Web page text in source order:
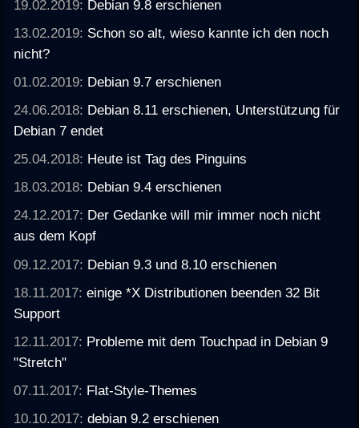
19.02.2019: Debian 9.8 erschienen
13.02.2019: Schon so alt, wieso kannte ich den noch
nicht?
01.02.2019: Debian 9.7 erschienen
24.06.2018: Debian 8.11 erschienen, Unterstützung für
Debian 7 endet
25.04.2018: Heute ist Tag des Pinguins
18.03.2018: Debian 9.4 erschienen
24.12.2017: Der Gedanke will mir immer noch nicht
aus dem Kopf
09.12.2017: Debian 9.3 und 8.10 erschienen
18.11.2017:einige *X Distributionen beenden 32 Bit
Support
12.11.2017: Probleme mit dem Touchpad in Debian 9
"Stretch"
07.11.2017: Flat-Style-Themes
10.10.2017:debian 9.2 erschienen